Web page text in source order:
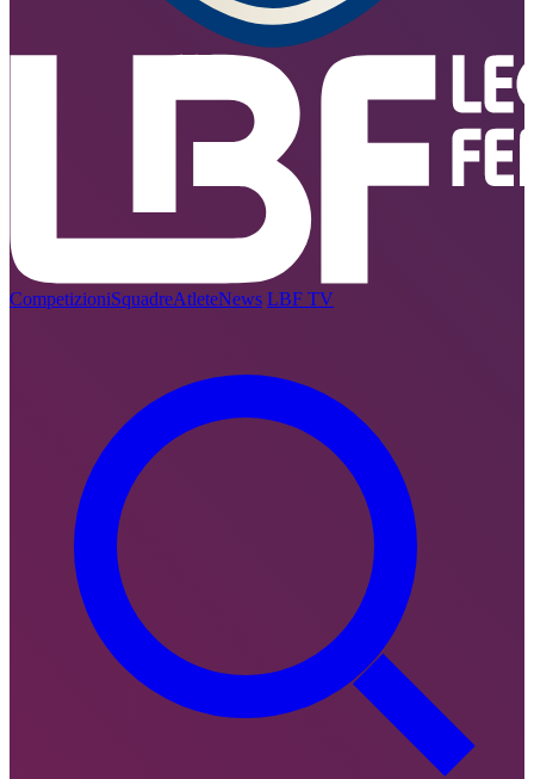
CompetizioniSquadreAtleteNews LBF TV